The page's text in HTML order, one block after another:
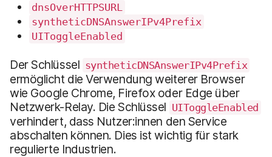
dnsOverHTTPSURL
syntheticDNSAnswerIPv4Prefix
UIToggleEnabled
Der Schlüssel syntheticDNSAnswerIPv4Prefix
ermöglicht die Verwendung weiterer Browser
wie Google Chrome, Firefox oder Edge über
Netzwerk-Relay. Die Schlüssel UIToggleEnabled
verhindert, dass Nutzer:innen den Service
abschalten können. Dies ist wichtig für stark
regulierte Industrien.